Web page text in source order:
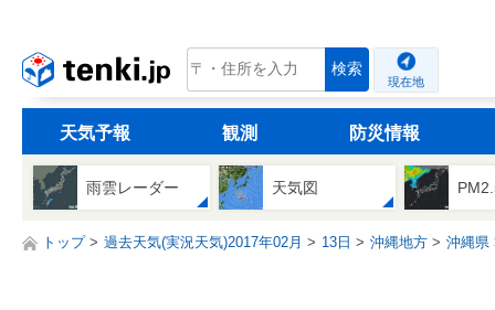
tenki.jp 検索
現在地
天気予報 観測 防災情報
雨雲レーダー 天気図
トップ 過去天気(実況天気)2017年02月 13日 沖縄地方 沖縄県